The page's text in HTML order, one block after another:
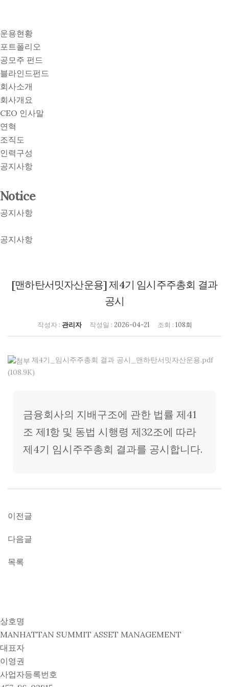
운용현황
포트폴리오
공모주 펀드
블라인드펀드
회사소개
회사개요
CEO 인사말
연혁
조직도
인력구성
공지사항
Notice
공지사항
공지사항
[맨하탄서밋자산운용] 제4기 임시주주총회 결과
공시
작성자 : 관리자 작성일 : 2026-04-21 조회 : 108회
제4기_임시주주총회 결과 공시_맨하탄서밋자산운용.pdf
(108.9K)
금융회사의 지배구조에 관한 법률 제41
조 제1항 및 동법 시행령 제32조에 따라
제4기 임시주주총회 결과를 공시합니다.
이전글
다음글
목록
상호명
MANHATTAN SUMMIT ASSET MANAGEMENT
대표자
이영권
사업자등록번호